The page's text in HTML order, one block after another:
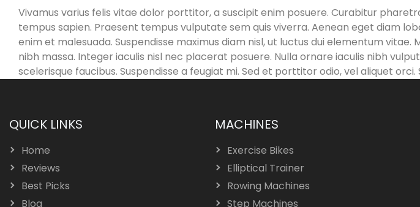
Vivamus varius felis vitae dolor porttitor, a suscipit enim posuere. Curabitur
tempus sapien. Praesent tempus vulputate sem quis viverra. Aenean eget diam
enim et malesuada. Suspendisse maximus diam nisl, ut luctus dui elementum
nibh massa. Integer iaculis nisl nec placerat posuere. Nulla ornare iaculis nibh
scelerisque faucibus. Suspendisse a feugiat mi. Sed et porttitor odio, vel aliquet
QUICK LINKS
Home
Reviews
Best Picks
Blog
MACHINES
Exercise Bikes
Elliptical Trainer
Rowing Machines
Step Machines